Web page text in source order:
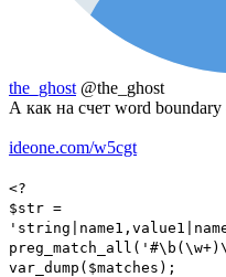
the_ghost @the_ghost
А как на счет word boundary
ideone.com/w5cgt
<?
$str =
var_dump($matches);